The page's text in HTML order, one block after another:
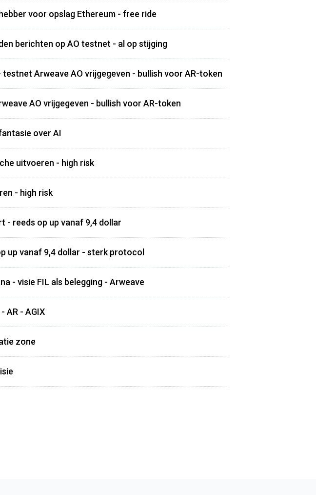
voor opslag Ethereum - free ride
berichten op AO testnet - al op stijging
Arweave AO vrijgegeven - bullish voor AR-token
AO vrijgegeven - bullish voor AR-token
over AI
uitvoeren - high risk
- high risk
- reeds op up vanaf 9,4 dollar
up vanaf 9,4 dollar - sterk protocol
- visie FIL als belegging - Arweave
AR - AGIX
zone